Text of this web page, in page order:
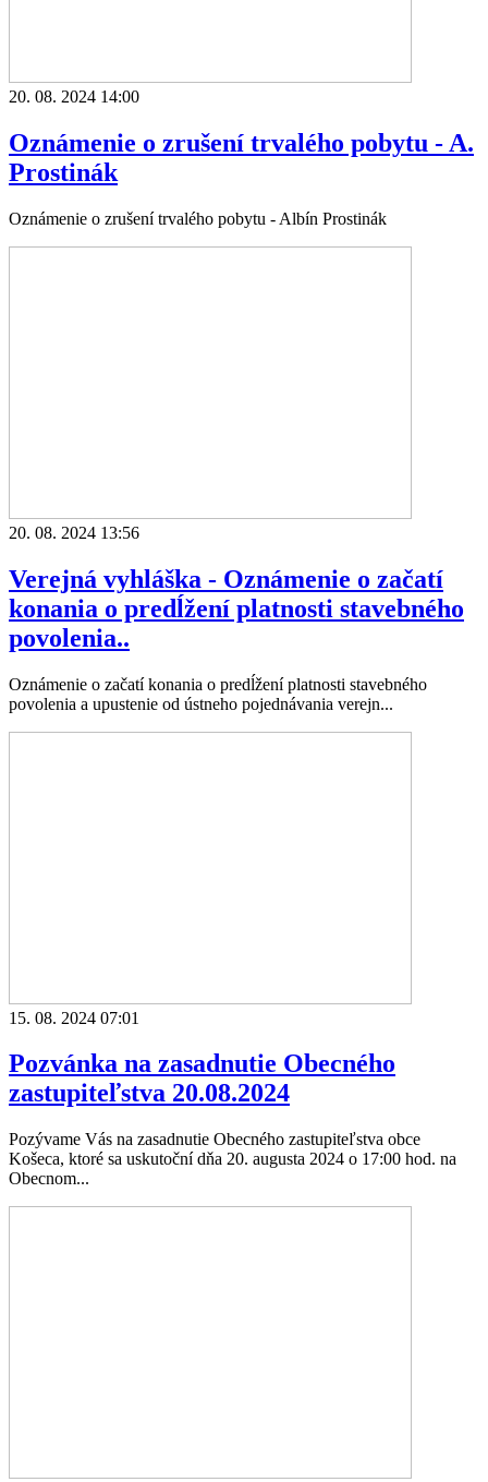
20. 08. 2024 14:00
Oznámenie o zrušení trvalého pobytu - A.
Prostinák
Oznámenie o zrušení trvalého pobytu - Albín Prostinák
20. 08. 2024 13:56
Verejná vyhláška - Oznámenie o začatí
konania o predĺžení platnosti stavebného
povolenia..
Oznámenie o začatí konania o predĺžení platnosti stavebného
povolenia a upustenie od ústneho pojednávania verejn...
15. 08. 2024 07:01
Pozvánka na zasadnutie Obecného
zastupiteľstva 20.08.2024
Pozývame Vás na zasadnutie Obecného zastupiteľstva obce
Košeca, ktoré sa uskutoční dňa 20. augusta 2024 o 17:00 hod. na
Obecnom...